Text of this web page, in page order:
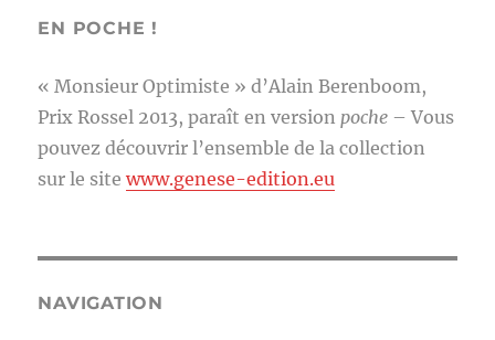
EN POCHE !
« Monsieur Optimiste » d’Alain Berenboom,
Prix Rossel 2013, paraît en version poche – Vous
pouvez découvrir l’ensemble de la collection
sur le sitewww.genese-edition.eu
NAVIGATION